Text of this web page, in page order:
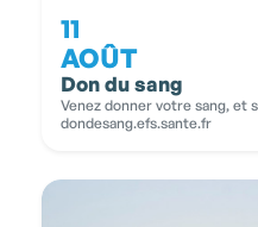
11
AOÛT
Don du sang
Venez donner votre sang, et
dondesang.efs.sante.fr